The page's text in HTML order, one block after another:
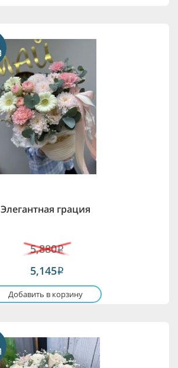
Элегантная грация
5,880i
5,145i
Добавить в корзину